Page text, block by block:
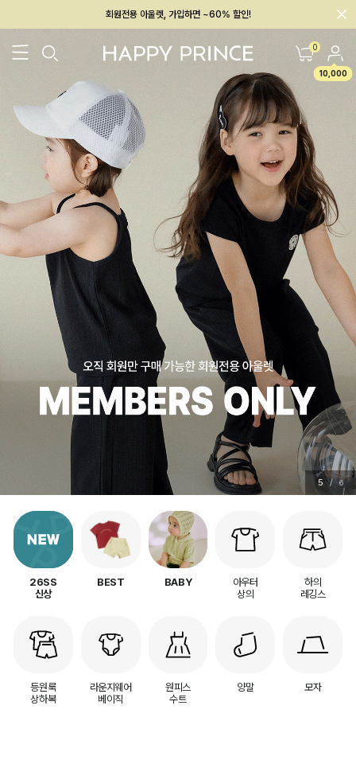
회원전용 아울렛, 가입하면 ~60% 할인!
멤버십 최대 28,000원 혜택 0
10,000
26SS 신상 BEST BABY[6~12M] 아우터/상의 하의/레깅스
5 / 6
26SS
신상
BEST BABY
아우터
상의
하의
레깅스
등원룩
상하복
라운지웨어
베이직
원피스
수트
양말 모자